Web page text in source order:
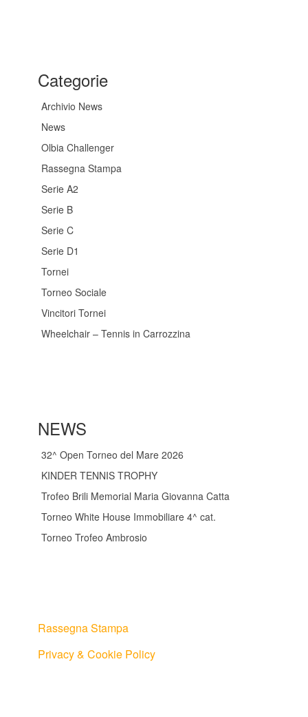
Categorie
Archivio News
News
Olbia Challenger
Rassegna Stampa
Serie A2
Serie B
Serie C
Serie D1
Tornei
Torneo Sociale
Vincitori Tornei
Wheelchair – Tennis in Carrozzina
NEWS
32^ Open Torneo del Mare 2026
KINDER TENNIS TROPHY
Trofeo Brili Memorial Maria Giovanna Catta
Torneo White House Immobiliare 4^ cat.
Torneo Trofeo Ambrosio
Rassegna Stampa
Privacy & Cookie Policy